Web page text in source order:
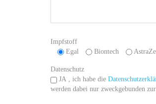
Impfstoff
Egal
Biontech
Datenschutz
JA , ich habe die
werden dabei nur zweckgebunden